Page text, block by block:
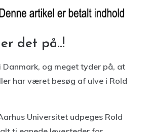
det på..!
Danmark, og meget tyder på, at
har været besøg af ulve i Rold
Universitet udpeges Rold